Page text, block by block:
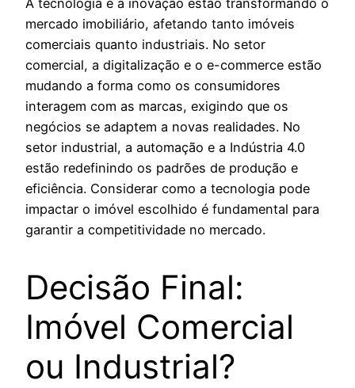
A tecnologia e a inovação estão transformando o
mercado imobiliário, afetando tanto imóveis
comerciais quanto industriais. No setor
comercial, a digitalização e o e-commerce estão
mudando a forma como os consumidores
interagem com as marcas, exigindo que os
negócios se adaptem a novas realidades. No
setor industrial, a automação e a Indústria 4.0
estão redefinindo os padrões de produção e
eficiência. Considerar como a tecnologia pode
impactar o imóvel escolhido é fundamental para
garantir a competitividade no mercado.
Decisão Final:
Imóvel Comercial
ou Industrial?